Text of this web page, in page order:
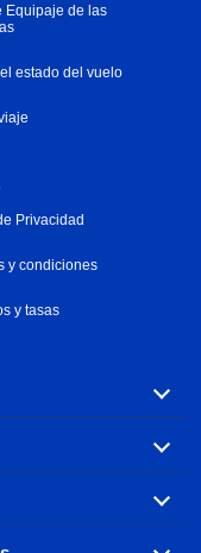
Equipaje de las
estado del vuelo
Privacidad
y condiciones
y tasas
baratas por
elegir.
más populares